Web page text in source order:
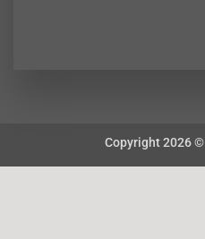
Copyright 2026 ©